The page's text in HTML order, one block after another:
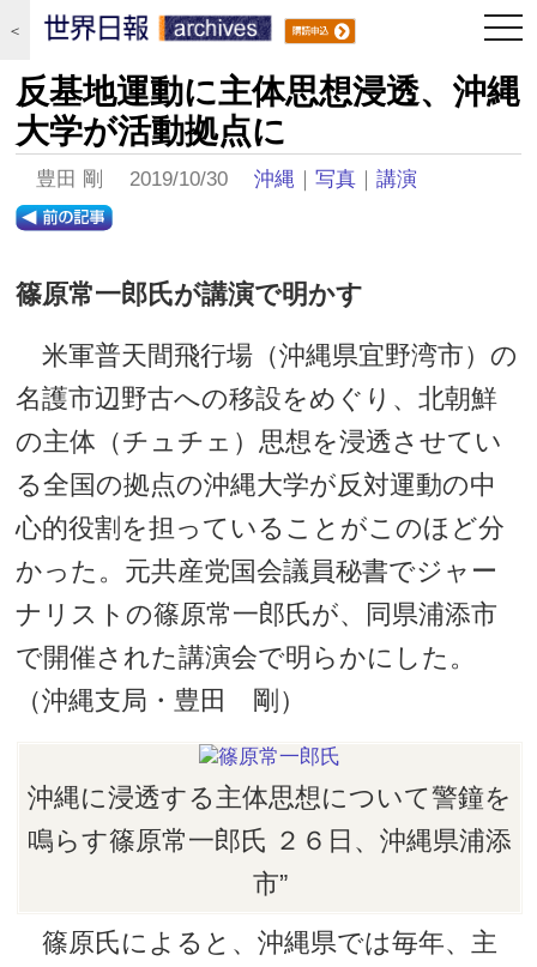
＜
反基地運動に主体思想浸透、沖縄
大学が活動拠点に
豊田 剛 2019/10/30沖縄 ｜写真 ｜講演
篠原常一郎氏が講演で明かす
米軍普天間飛行場（沖縄県宜野湾市）の
名護市辺野古への移設をめぐり、北朝鮮
の主体（チュチェ）思想を浸透させてい
る全国の拠点の沖縄大学が反対運動の中
心的役割を担っていることがこのほど分
かった。元共産党国会議員秘書でジャー
ナリストの篠原常一郎氏が、同県浦添市
で開催された講演会で明らかにした。
（沖縄支局・豊田 剛）
沖縄に浸透する主体思想について警鐘を
鳴らす篠原常一郎氏 ２６日、沖縄県浦添
市”
篠原氏によると、沖縄県では毎年、主